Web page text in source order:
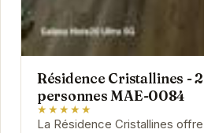
Résidence Cristallines -
personnes MAE-0084
★★★★★
La Résidence Cristallines